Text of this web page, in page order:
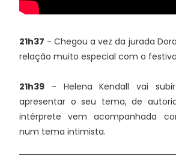
21h37 - Chegou a vez da jurada
relação muito especial com o
21h39 - Helena Kendall vai
apresentar o seu tema, de
intérprete vem acompanhada
num tema intimista.